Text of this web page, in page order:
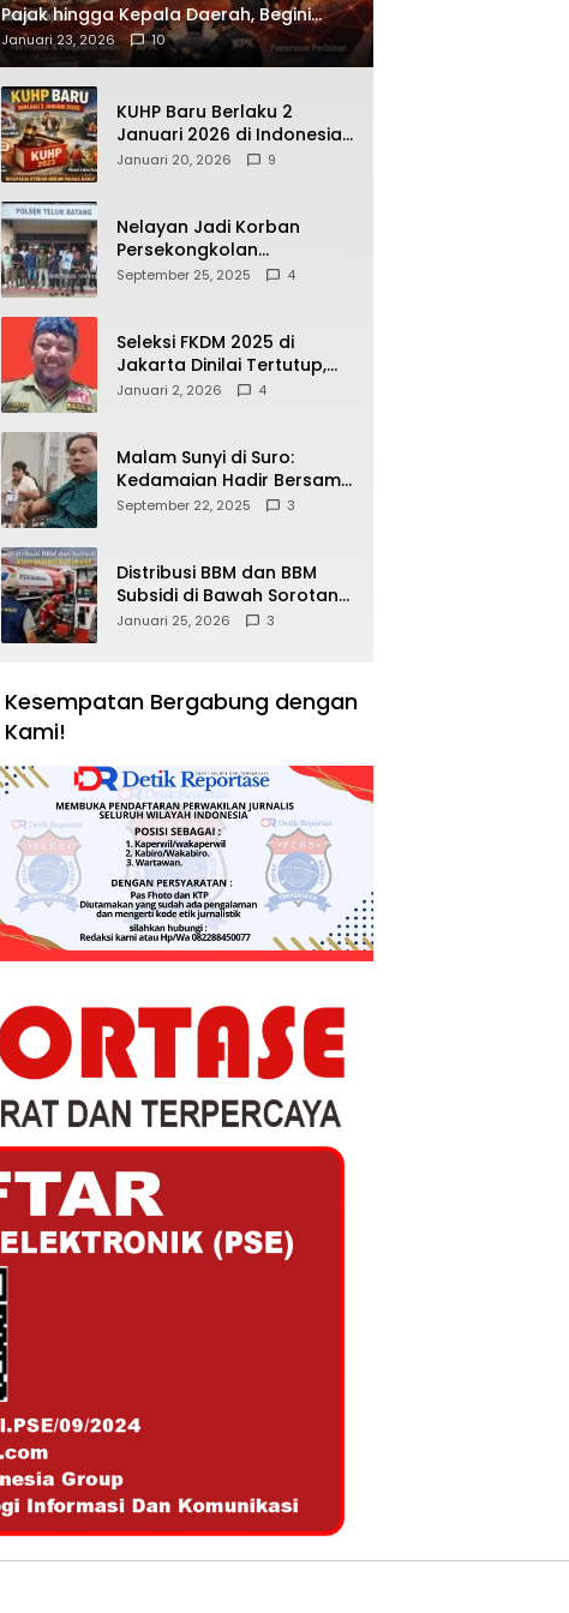
Pajak hingga Kepala Daerah, Begini
Wajah Korupsi yang Terbongkar
Januari 23, 2026 10
KUHP Baru Berlaku 2
Januari 2026 di Indonesia,
Apa Dampaknya bagi
Dipahami Publik
Januari 20, 2026 9
Nelayan Jadi Korban
Persekongkolan
Penyelewengan BBM
September 25, 2025 4
Seleksi FKDM 2025 di
Jakarta Dinilai Tertutup,
Transparansi
Januari 2, 2026 4
Malam Sunyi di Suro:
Kedamaian Hadir Bersama
Secangkir Kopi Hangat
September 22, 2025 3
Distribusi BBM dan BBM
Subsidi di Bawah Sorotan
Publik: Antara Kepentingan
Januari 25, 2026 3
Kesempatan Bergabung dengan
Kami!